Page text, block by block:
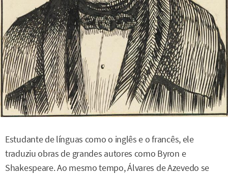
Estudante de línguas como o inglês e o francês, ele
traduziu obras de grandes autores como Byron e
Shakespeare. Ao mesmo tempo, Álvares de Azevedo se